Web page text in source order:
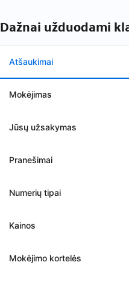
Dažnai užduodami
Atšaukimai
Mokėjimas
Jūsų užsakymas
Pranešimai
Numerių tipai
Kainos
Mokėjimo kortelės